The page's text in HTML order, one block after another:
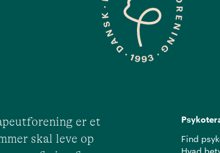
er et
skal leve op
Find
Hvad